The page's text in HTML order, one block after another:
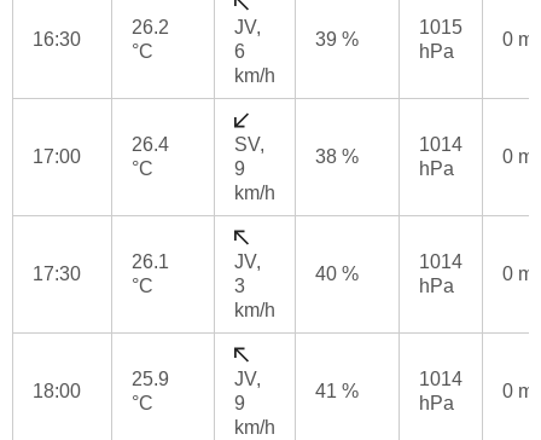
16:30
26.2
°C
JV,
6
km/h
39 %
1015
hPa
0
17:00
26.4
°C
SV,
9
km/h
38 %
1014
hPa
0
17:30
26.1
°C
JV,
3
km/h
40 %
1014
hPa
0
18:00
25.9
°C
JV,
9
km/h
41 %
1014
hPa
0